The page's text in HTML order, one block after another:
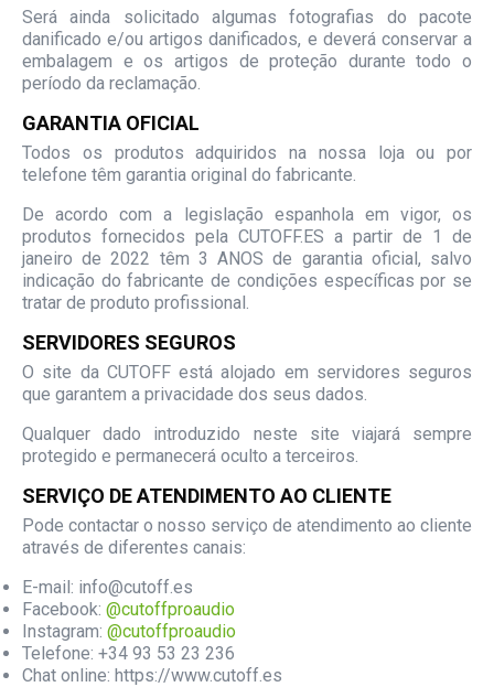
Será ainda solicitado algumas fotografias do pacote
danificado e/ou artigos danificados, e deverá conservar a
embalagem e os artigos de proteção durante todo o
período da reclamação.
GARANTIA OFICIAL
Todos os produtos adquiridos na nossa loja ou por
telefone têm garantia original do fabricante.
De acordo com a legislação espanhola em vigor, os
produtos fornecidos pela CUTOFF.ES a partir de 1 de
janeiro de 2022 têm 3 ANOS de garantia oficial, salvo
indicação do fabricante de condições específicas por se
tratar de produto profissional.
SERVIDORES SEGUROS
O site da CUTOFF está alojado em servidores seguros
que garantem a privacidade dos seus dados.
Qualquer dado introduzido neste site viajará sempre
protegido e permanecerá oculto a terceiros.
SERVIÇO DE ATENDIMENTO AO CLIENTE
Pode contactar o nosso serviço de atendimento ao cliente
através de diferentes canais:
E-mail: info@cutoff.es
Facebook: @cutoffproaudio
Instagram: @cutoffproaudio
Telefone: +34 93 53 23 236
Chat online: https://www.cutoff.es